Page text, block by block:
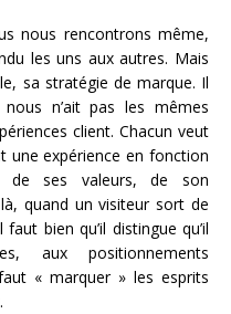
nous rencontrons même,
les uns aux autres. Mais
sa stratégie de marque. Il
n’ait pas les mêmes
client. Chacun veut
une expérience en fonction
ses valeurs, de son
quand un visiteur sort de
bien qu’il distingue qu’il
aux positionnements
« marquer » les esprits